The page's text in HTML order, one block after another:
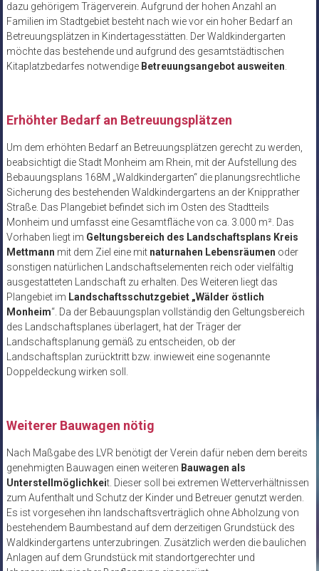
dazu gehörigem Trägerverein. Aufgrund der hohen Anzahl an
Familien im Stadtgebiet besteht nach wie vor ein hoher Bedarf an
Betreuungsplätzen in Kindertagesstätten. Der Waldkindergarten
möchte das bestehende und aufgrund des gesamtstädtischen
Kitaplatzbedarfes notwendige Betreuungsangebot ausweiten
Erhöhter Bedarf an Betreuungsplätzen
Um dem erhöhten Bedarf an Betreuungsplätzen gerecht zu werden,
beabsichtigt die Stadt Monheim am Rhein, mit der Aufstellung des
Bebauungsplans 168M „Waldkindergarten“ die planungsrechtliche
Sicherung des bestehenden Waldkindergartens an der Knipprather
Straße. Das Plangebiet befindet sich im Osten des Stadtteils
Monheim und umfasst eine Gesamtfläche von ca. 3.000 m². Das
Vorhaben liegt im Geltungsbereich des Landschaftsplans Kreis
Mettmann mit dem Ziel eine mit naturnahen Lebensräumen oder
sonstigen natürlichen Landschaftselementen reich oder vielfältig
ausgestatteten Landschaft zu erhalten. Des Weiteren liegt das
Plangebiet im Landschaftsschutzgebiet „Wälder östlich
Monheim“. Da der Bebauungsplan vollständig den Geltungsbereich
des Landschaftsplanes überlagert, hat der Träger der
Landschaftsplanung gemäß zu entscheiden, ob der
Landschaftsplan zurücktritt bzw. inwieweit eine sogenannte
Doppeldeckung wirken soll.
Weiterer Bauwagen nötig
Nach Maßgabe des LVR benötigt der Verein dafür neben dem bereits
genehmigten Bauwagen einen weiteren Bauwagen als
Unterstellmöglichkeit. Dieser soll bei extremen Wetterverhältnissen
zum Aufenthalt und Schutz der Kinder und Betreuer genutzt werden.
Es ist vorgesehen ihn landschaftsverträglich ohne Abholzung von
bestehendem Baumbestand auf dem derzeitigen Grundstück des
Waldkindergartens unterzubringen. Zusätzlich werden die baulichen
Anlagen auf dem Grundstück mit standortgerechter und